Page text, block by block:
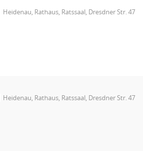
Heidenau, Rathaus, Ratssaal, Dresdner Str. 47
Heidenau, Rathaus, Ratssaal, Dresdner Str. 47